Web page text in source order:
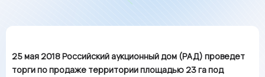
25 мая 2018 Российский аукционный дом (РАД) проведет
торги по продаже территории площадью 23 га под